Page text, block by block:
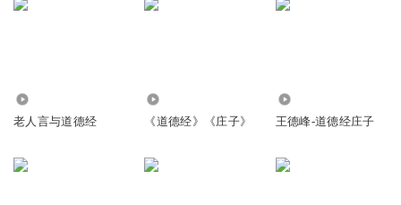
老人言与道德经 《道德经》《庄子》 王德峰-道德经庄子